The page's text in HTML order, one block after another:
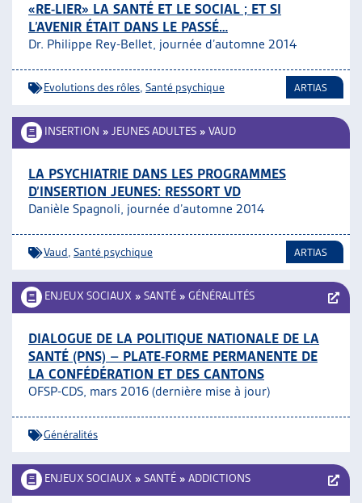
«RE-LIER» LA SANTÉ ET LE SOCIAL ; ET SI
L’AVENIR ÉTAIT DANS LE PASSÉ…
Dr. Philippe Rey-Bellet, journée d’automne 2014
Evolutions des rôles Santé psychique ARTIAS
INSERTION » JEUNES ADULTES » VAUD
LA PSYCHIATRIE DANS LES PROGRAMMES
D’INSERTION JEUNES: RESSORT VD
Danièle Spagnoli, journée d’automne 2014
Vaud Santé psychique ARTIAS
ENJEUX SOCIAUX » SANTÉ » GÉNÉRALITÉS
DIALOGUE DE LA POLITIQUE NATIONALE DE LA
SANTÉ (PNS) – PLATE-FORME PERMANENTE DE
LA CONFÉDÉRATION ET DES CANTONS
OFSP-CDS, mars 2016 (dernière mise à jour)
Généralités
ENJEUX SOCIAUX » SANTÉ » ADDICTIONS